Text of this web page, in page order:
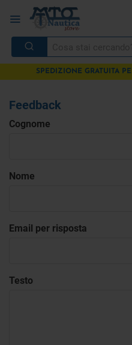
SPEDIZIONE GRATUITA
Feedback
Cognome
Nome
Email per risposta
Testo